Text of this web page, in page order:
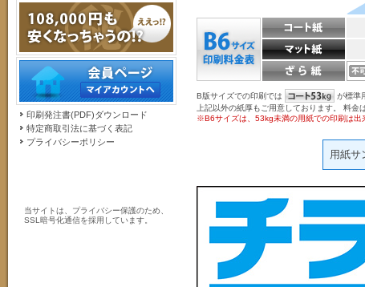
B版サイズでの印刷では
が標準
上記以外の紙厚もご用意しております。 料金
※B6サイズは、53kg未満の用紙での印刷は出
用紙サ
印刷発注書(PDF)ダウンロード
特定商取引法に基づく表記
プライバシーポリシー
当サイトは、プライバシー保護のため、
SSL暗号化通信を採用しています。